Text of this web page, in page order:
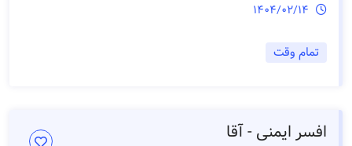
تمام وقت
افسر ایمنی - آقا